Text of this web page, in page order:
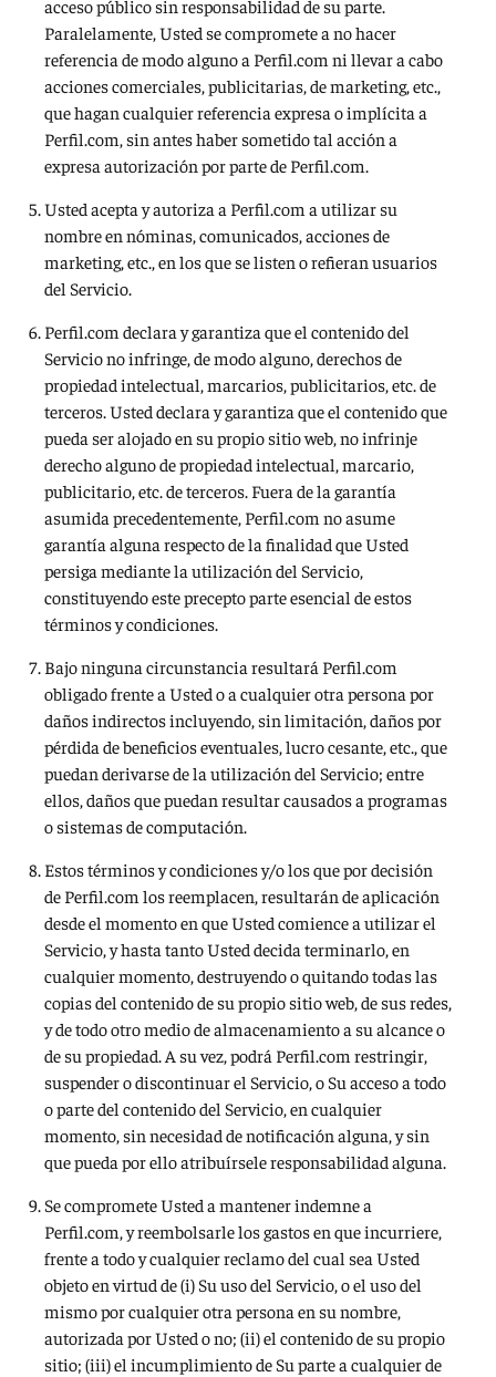
acceso público sin responsabilidad de su parte.
Paralelamente, Usted se compromete a no hacer
referencia de modo alguno a Perfil.com ni llevar a cabo
acciones comerciales, publicitarias, de marketing, etc.,
que hagan cualquier referencia expresa o implícita a
Perfil.com, sin antes haber sometido tal acción a
expresa autorización por parte de Perfil.com.
Usted acepta y autoriza a Perfil.com a utilizar su
nombre en nóminas, comunicados, acciones de
marketing, etc., en los que se listen o refieran usuarios
del Servicio.
Perfil.com declara y garantiza que el contenido del
Servicio no infringe, de modo alguno, derechos de
propiedad intelectual, marcarios, publicitarios, etc. de
terceros. Usted declara y garantiza que el contenido que
pueda ser alojado en su propio sitio web, no infrinje
derecho alguno de propiedad intelectual, marcario,
publicitario, etc. de terceros. Fuera de la garantía
asumida precedentemente, Perfil.com no asume
garantía alguna respecto de la finalidad que Usted
persiga mediante la utilización del Servicio,
constituyendo este precepto parte esencial de estos
términos y condiciones.
Bajo ninguna circunstancia resultará Perfil.com
obligado frente a Usted o a cualquier otra persona por
daños indirectos incluyendo, sin limitación, daños por
pérdida de beneficios eventuales, lucro cesante, etc., que
puedan derivarse de la utilización del Servicio; entre
ellos, daños que puedan resultar causados a programas
o sistemas de computación.
Estos términos y condiciones y/o los que por decisión
de Perfil.com los reemplacen, resultarán de aplicación
desde el momento en que Usted comience a utilizar el
Servicio, y hasta tanto Usted decida terminarlo, en
cualquier momento, destruyendo o quitando todas las
copias del contenido de su propio sitio web, de sus redes,
y de todo otro medio de almacenamiento a su alcance o
de su propiedad. A su vez, podrá Perfil.com restringir,
suspender o discontinuar el Servicio, o Su acceso a todo
o parte del contenido del Servicio, en cualquier
momento, sin necesidad de notificación alguna, y sin
que pueda por ello atribuírsele responsabilidad alguna.
Se compromete Usted a mantener indemne a
Perfil.com, y reembolsarle los gastos en que incurriere,
frente a todo y cualquier reclamo del cual sea Usted
objeto en virtud de (i) Su uso del Servicio, o el uso del
mismo por cualquier otra persona en su nombre,
autorizada por Usted o no; (ii) el contenido de su propio
sitio; (iii) el incumplimiento de Su parte a cualquier de